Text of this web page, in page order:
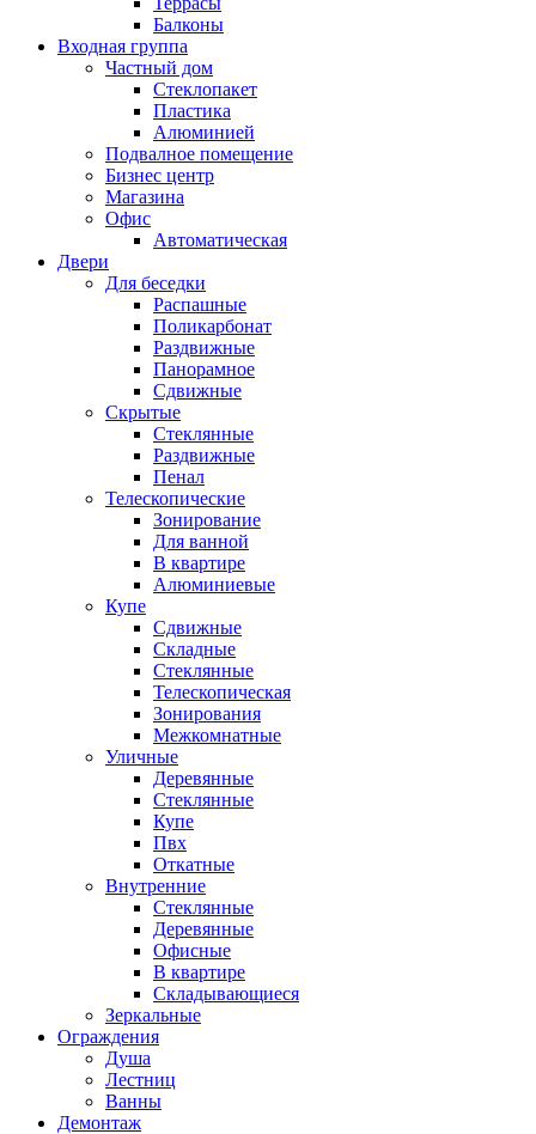
Балконы
Входная группа
Частный дом
Стеклопакет
Пластика
Алюминией
Подвалное помещение
Бизнес центр
Магазина
Офис
Автоматическая
Двери
Для беседки
Распашные
Поликарбонат
Раздвижные
Панорамное
Сдвижные
Скрытые
Стеклянные
Раздвижные
Пенал
Телескопические
Зонирование
Для ванной
В квартире
Алюминиевые
Купе
Сдвижные
Складные
Стеклянные
Телескопическая
Зонирования
Межкомнатные
Уличные
Деревянные
Стеклянные
Купе
Пвх
Откатные
Внутренние
Стеклянные
Деревянные
Офисные
В квартире
Складывающиеся
Зеркальные
Ограждения
Душа
Лестниц
Ванны
Демонтаж